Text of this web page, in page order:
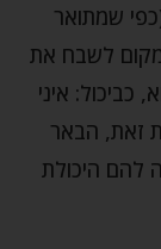
שמתואר
לשבח את
איני
זאת, הבאר
להם היכולת